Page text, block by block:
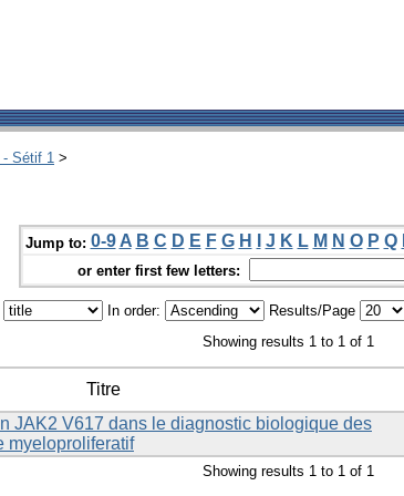
- Sétif 1 >
Jump to: 0-9 A B C D E F G H J K L M N O P Q
or enter first few letters:
In order: Results/Page
Showing results 1 to 1 of 1
Titre
JAK2 V617 dans le diagnostic biologique des
myeloproliferatif
Showing results 1 to 1 of 1